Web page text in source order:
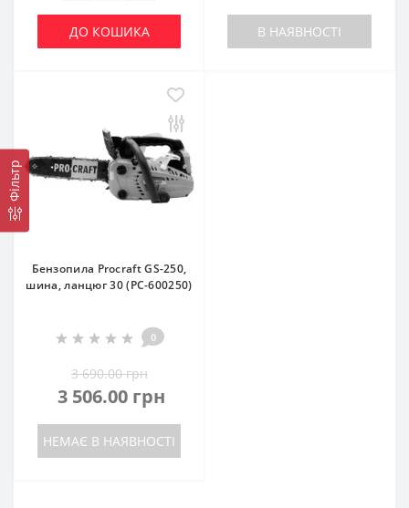
Фільтр
ДО КОШИКА В НАЯВНОСТІ
Бензопила Procraft GS-250,
шина, ланцюг 30 (PC-600250)
0
3 690.00 грн
3 506.00 грн
НЕМАЄ В НАЯВНОСТІ